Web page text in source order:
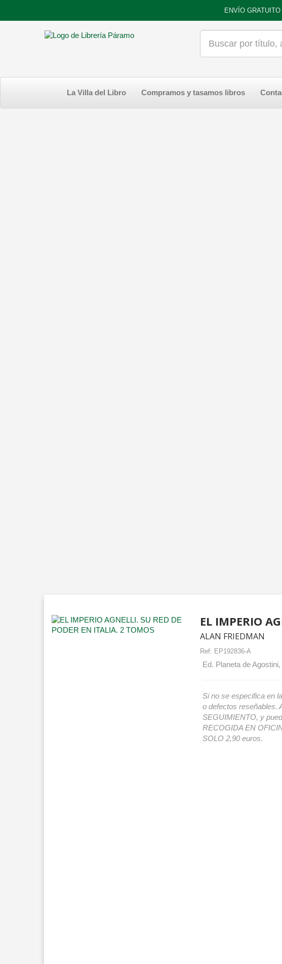
ENVÍO
La Villa del Libro Compramos y tasamos libros
EL IMPERIO
ALAN FRIEDMAN
Ref: EP192836-A
Ed. Planeta de
Si no se especifica en
o defectos reseñables.
SEGUIMIENTO, y
RECOGIDA EN
SOLO 2,90 euros.